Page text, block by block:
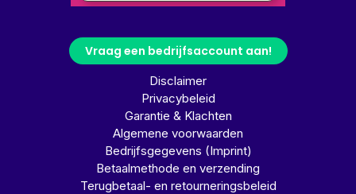
Vraag een bedrijfsaccount aan!
Disclaimer
Privacybeleid
Garantie & Klachten
Algemene voorwaarden
Bedrijfsgegevens (Imprint)
Betaalmethode en verzending
Terugbetaal- en retourneringsbeleid